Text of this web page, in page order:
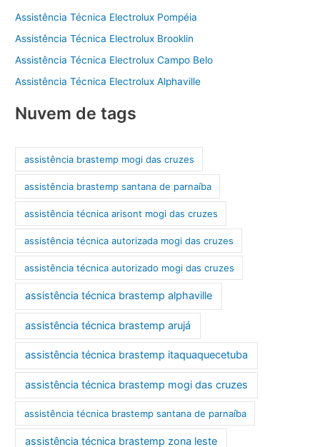
Assistência Técnica Electrolux Pompéia
Assistência Técnica Electrolux Brooklin
Assistência Técnica Electrolux Campo Belo
Assistência Técnica Electrolux Alphaville
Nuvem de tags
assistência brastemp mogi das cruzes
assistência brastemp santana de parnaíba
assistência técnica arisont mogi das cruzes
assistência técnica autorizada mogi das cruzes
assistência técnica autorizado mogi das cruzes
assistência técnica brastemp alphaville
assistência técnica brastemp arujá
assistência técnica brastemp itaquaquecetuba
assistência técnica brastemp mogi das cruzes
assistência técnica brastemp santana de parnaíba
assistência técnica brastemp zona leste